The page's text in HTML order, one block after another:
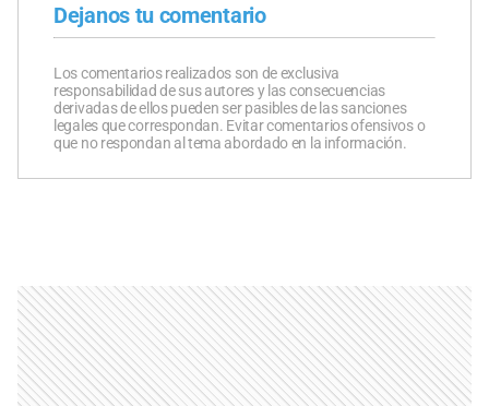
Dejanos tu comentario
Los comentarios realizados son de exclusiva
responsabilidad de sus autores y las consecuencias
derivadas de ellos pueden ser pasibles de las sanciones
legales que correspondan. Evitar comentarios ofensivos o
que no respondan al tema abordado en la información.